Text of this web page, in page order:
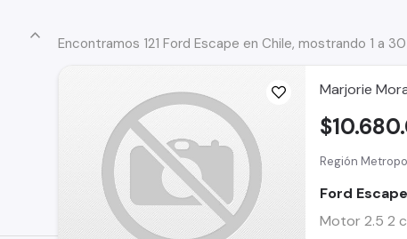
Encontramos 121 Ford Escape en Chile, mostrando 1 a
Marjorie
Región
Ford Escape
Motor 2.5 2